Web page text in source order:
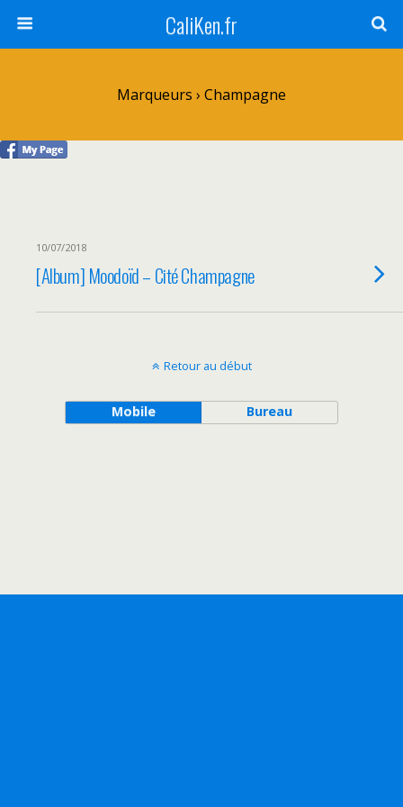
CaliKen.fr
Marqueurs › Champagne
10/07/2018
[Album] Moodoïd – Cité Champagne
Retour au début
Mobile Bureau